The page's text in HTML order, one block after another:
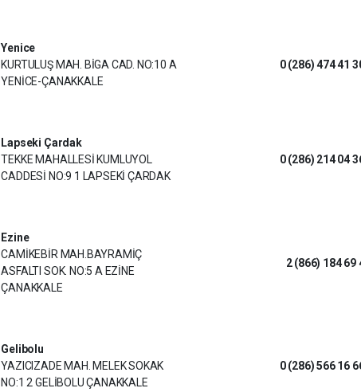
Yenice
KURTULUŞ MAH. BİGA CAD. NO:10 A
YENİCE-ÇANAKKALE
0 (286) 474 41
Lapseki Çardak
TEKKE MAHALLESİ KUMLUYOL
CADDESİ NO:9 1 LAPSEKİ ÇARDAK
0 (286) 214 04
Ezine
CAMİKEBİR MAH.BAYRAMİÇ
ASFALTI SOK. NO:5 A EZİNE
ÇANAKKALE
2 (866) 184 69
Gelibolu
YAZICIZADE MAH. MELEK SOKAK
NO:1 2 GELİBOLU ÇANAKKALE
0 (286) 566 16